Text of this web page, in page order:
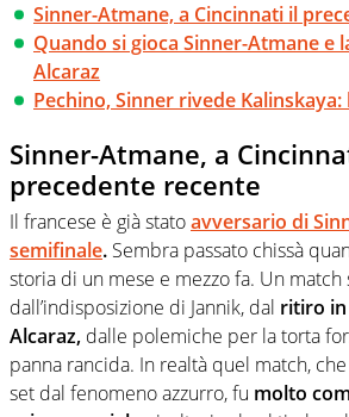
Sinner-Atmane, a Cincinnati il
Quando si gioca Sinner-Atmane e
Alcaraz
Pechino, Sinner rivede Kalinskaya:
Sinner-Atmane, a
precedente recente
Il francese è già statoavversario di
semifinale. Sembra passato chissà
storia di un mese e mezzo fa. Un match
dall’indisposizione di Jannik, dal ritiro
Alcaraz, dalle polemiche per la torta
panna rancida. In realtà quel match,
set dal fenomeno azzurro, fu molto